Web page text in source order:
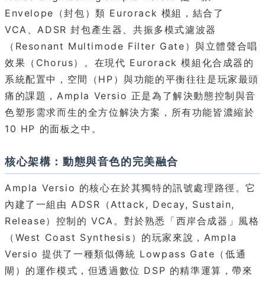
Envelope（封包）類 Eurorack 模組，結合了
VCA、ADSR 封包產生器、共振多模式濾波器
（Resonant Multimode Filter Gate）與立體聲合唱
效果（Chorus）。在現代 Eurorack 模組化合成器的
系統配置中，空間（HP）與功能的平衡往往是玩家最頭
痛的課題，Ampla Versio 正是為了解決動態控制與音
色塑形需求而生的全方位解決方案，所有功能皆濃縮於
10 HP 的面板之中。
核心架構：動態與音色的完美融合
Ampla Versio 的核心在於其獨特的訊號處理路徑。它
內建了一組由 ADSR（Attack, Decay, Sustain,
Release）控制的 VCA。對於熟悉「西岸合成器」風格
（West Coast Synthesis）的玩家來說，Ampla
Versio 提供了一種類似傳統 Lowpass Gate（低通
閘）的運作模式，但透過數位 DSP 的精準運算，帶來